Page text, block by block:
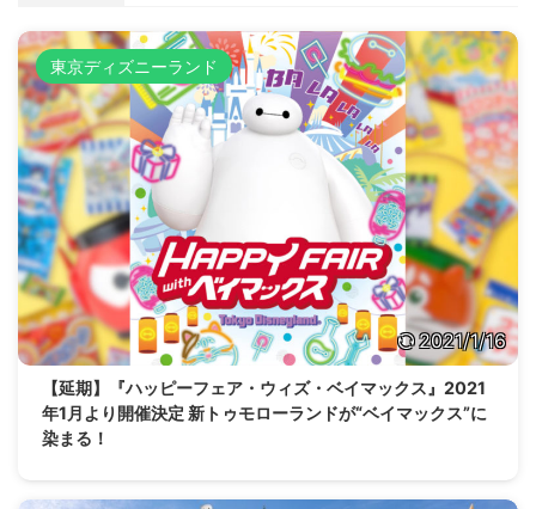
東京ディズニーランド
2021/1/16
【延期】『ハッピーフェア・ウィズ・ベイマックス』2021
年1月より開催決定 新トゥモローランドが“ベイマックス”に
染まる！